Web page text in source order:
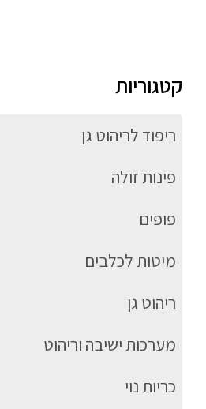
קטגוריות
ריפוד לריהוט גן
פינות זולה
פופים
מיטות לכלבים
ריהוט גן
מערכות ישיבה וריהוט
כריות נוי